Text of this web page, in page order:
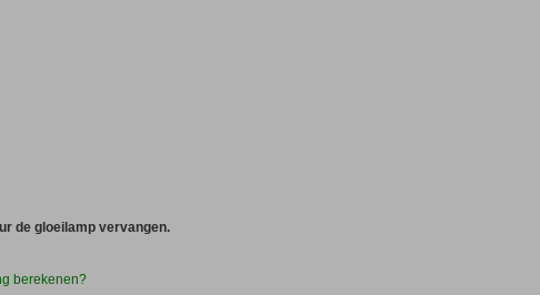
de gloeilamp vervangen.
berekenen?